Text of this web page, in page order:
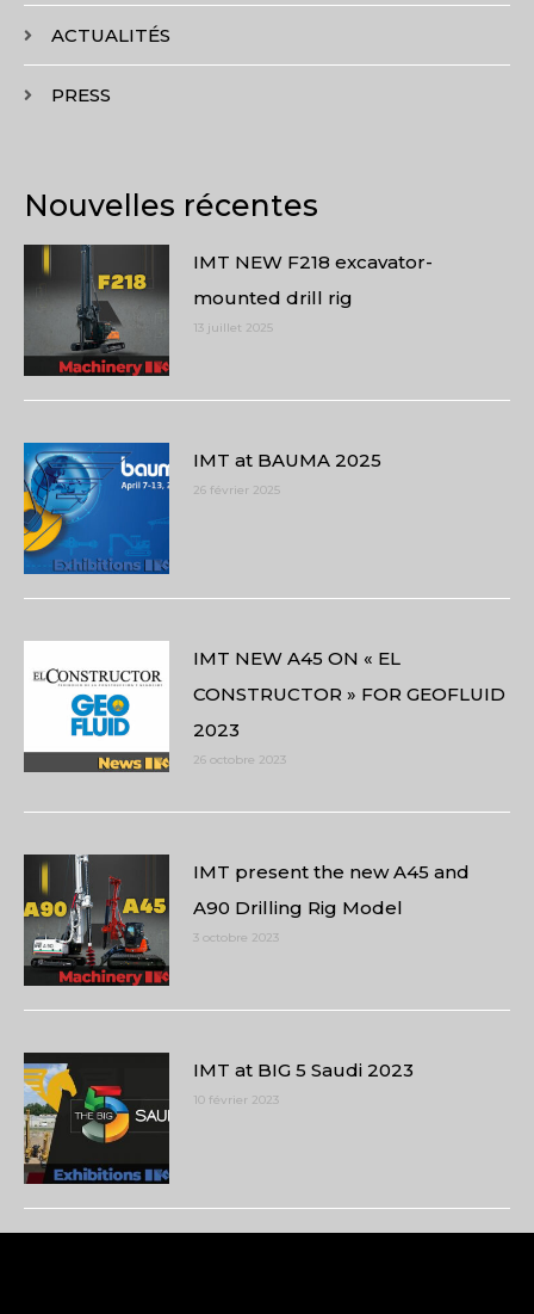
ACTUALITÉS
PRESS
Nouvelles récentes
IMT NEW F218 excavator-
mounted drill rig
13 juillet 2025
IMT at BAUMA 2025
26 février 2025
IMT NEW A45 ON « EL
CONSTRUCTOR » FOR GEOFLUID
2023
26 octobre 2023
IMT present the new A45 and
A90 Drilling Rig Model
3 octobre 2023
IMT at BIG 5 Saudi 2023
10 février 2023